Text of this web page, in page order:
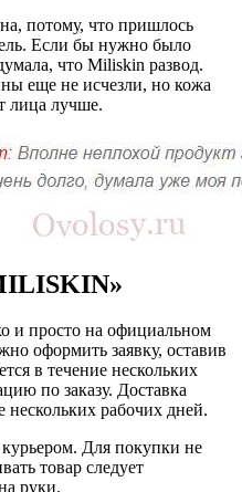
потому, что пришлось
Если бы нужно было
что Miliskin развод.
еще не исчезли, но кожа
лица лучше.
и просто на официальном
оформить заявку, оставив
в течение нескольких
по заказу. Доставка
нескольких рабочих дней.
курьером. Для покупки не
товар следует
руки.